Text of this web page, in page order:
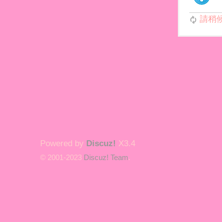
請稍
Powered by Discuz! X3.4
© 2001-2023 Discuz! Team.